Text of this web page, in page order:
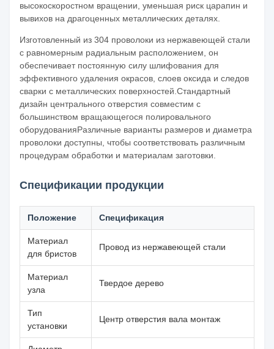
высокоскоростном вращении, уменьшая риск царапин и
вывихов на драгоценных металлических деталях.
Изготовленный из 304 проволоки из нержавеющей стали
с равномерным радиальным расположением, он
обеспечивает постоянную силу шлифования для
эффективного удаления окрасов, слоев оксида и следов
сварки с металлических поверхностей.Стандартный
дизайн центрального отверстия совместим с
большинством вращающегося полировального
оборудованияРазличные варианты размеров и диаметра
проволоки доступны, чтобы соответствовать различным
процедурам обработки и материалам заготовки.
Спецификации продукции
Положение Спецификация
Материал
для бристов
Провод из нержавеющей стали
Материал
узла
Твердое дерево
Тип
установки
Центр отверстия вала монтаж